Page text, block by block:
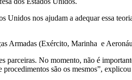
Unidos nos ajudam a adequar essa
Armadas (Exército, Marinha e
parceiras. No momento, não é
procedimentos são os mesmos”,